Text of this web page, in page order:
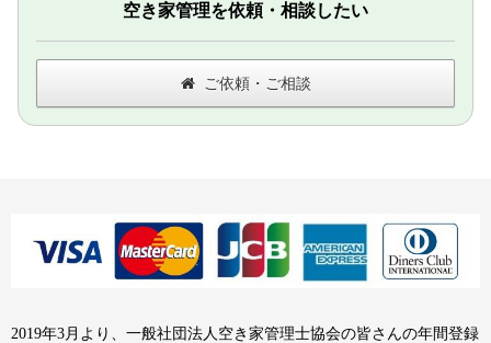
空き家管理を依頼・相談したい
ご依頼・ご相談
2019年3月より、一般社団法人空き家管理士協会の皆さんの年間登録